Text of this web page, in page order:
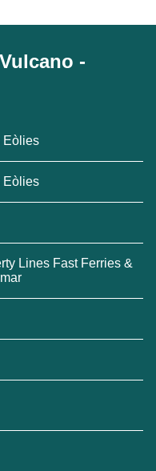
-
Eòlies
Eòlies
Lines Fast Ferries &